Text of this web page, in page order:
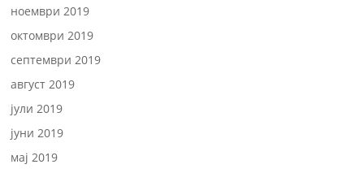
ноември 2019
октомври 2019
септември 2019
август 2019
јули 2019
јуни 2019
мај 2019